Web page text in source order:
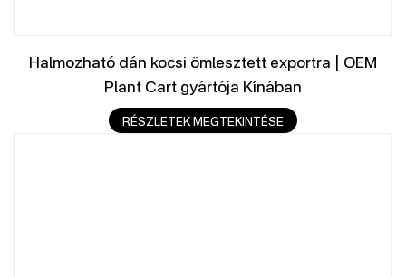
Halmozható dán kocsi ömlesztett exportra | OEM
Plant Cart gyártója Kínában
RÉSZLETEK MEGTEKINTÉSE